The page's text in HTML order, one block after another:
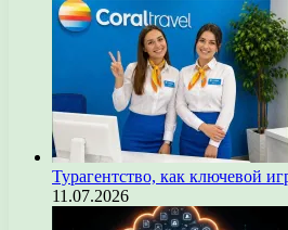
Турагентство, как ключевой
11.07.2026